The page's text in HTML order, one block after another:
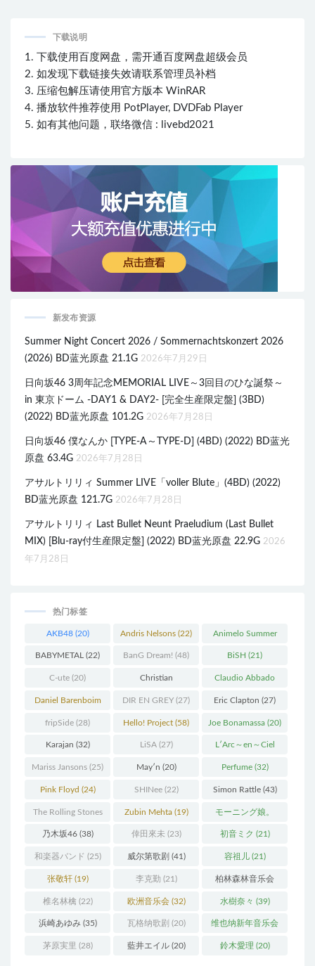
下载说明
1. 下载使用百度网盘，需开通百度网盘超级会员
2. 如发现下载链接失效请联系管理员补档
3. 压缩包解压请使用官方版本 WinRAR
4. 播放软件推荐使用 PotPlayer, DVDFab Player
5. 如有其他问题，联络微信 : livebd2021
新发布资源
Summer Night Concert 2026 / Sommernachtskonzert 2026
(2026) BD蓝光原盘 21.1G 2026年7月29日
日向坂46 3周年記念MEMORIAL LIVE～3回目のひな誕祭～
in 東京ドーム -DAY1 & DAY2- [完全生産限定盤] (3BD)
(2022) BD蓝光原盘 101.2G 2026年7月28日
日向坂46 僕なんか [TYPE-A～TYPE-D] (4BD) (2022) BD蓝光
原盘 63.4G 2026年7月28日
アサルトリリィ Summer LIVE「voller Blute」(4BD) (2022)
BD蓝光原盘 121.7G 2026年7月28日
アサルトリリィ Last Bullet Neunt Praeludium (Last Bullet
MIX) [Blu-ray付生産限定盤] (2022) BD蓝光原盘 22.9G 2026
年7月28日
热门标签
AKB48(20) Andris Nelsons (22) Animelo Summer
Live(34)
BABYMETAL (22) BanG Dream! (48) BiSH (21)
C-ute (20) Christian
Thielemann(36)
Claudio Abbado
(25)
Daniel Barenboim
(37)
DIR EN GREY (27) Eric Clapton (27)
fripSide (28) Hello! Project (58) Joe Bonamassa (20)
Karajan (32) LiSA(27) L′Arc～en～Ciel
(41)
Mariss Jansons (25) May′n (20) Perfume(32)
Pink Floyd (24) SHINee(22) Simon Rattle(43)
The Rolling Stones
(30)
Zubin Mehta(19) モーニング娘。
(27)
乃木坂46(38) 倖田來未 (23) 初音ミク (21)
和楽器バンド (25) 威尔第歌剧 (41) 容祖儿(21)
张敬轩(19) 李克勤 (21) 柏林森林音乐会
(22)
椎名林檎 (22) 欧洲音乐会(32) 水樹奈々 (39)
浜崎あゆみ(35) 瓦格纳歌剧 (20) 维也纳新年音乐会
(19)
茅原実里 (28) 藍井エイル(20) 鈴木愛理 (20)